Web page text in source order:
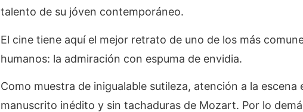
talento de su jóven contemporáneo.
El cine tiene aquí el mejor retrato de uno de los más
humanos: la admiración con espuma de envidia.
Como muestra de inigualable sutileza, atención a la escena
manuscrito inédito y sin tachaduras de Mozart. Por lo